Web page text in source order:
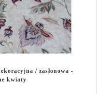
/ zasłonowa -
kwiaty